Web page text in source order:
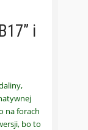
i
na forach
bo to